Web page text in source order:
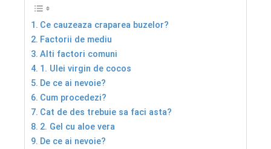
Ce cauzeaza craparea buzelor?
Factorii de mediu
Alti factori comuni
1. Ulei virgin de cocos
De ce ai nevoie?
Cum procedezi?
Cat de des trebuie sa faci asta?
2. Gel cu aloe vera
De ce ai nevoie?